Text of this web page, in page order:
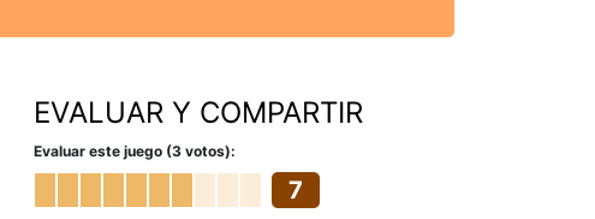
EVALUAR Y COMPARTIR
Evaluar este juego (3 votos):
7